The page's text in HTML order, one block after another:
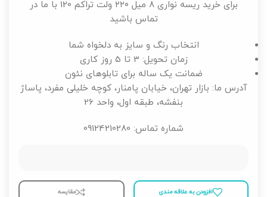
برای خرید ریسه نواری ۸ میل ۲۲۰ ولت تراکم 120 با ما در
تماس باشید
انتخاب رنگ و سایز به دلخواه شما
زمان تحویل: 3 تا 5 روز کاری
ضمانت یک ساله برای تابلوهای نئون
آدرس ما: بازار تهران، خیابان پامنار، کوچه خلیلی مفرد، پاساژ
بنفشه، طبقه اول، واحد 26
شماره تماس: 09124210280
افزودن به علاقه مندی مقايسه